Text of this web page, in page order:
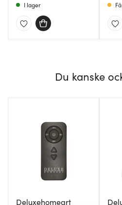
I lager
Du kanske
Deluxehomeart